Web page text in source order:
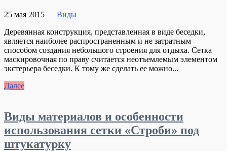
25 мая 2015
Виды
Деревянная конструкция, представленная в виде беседки,
является наиболее распространенным и не затратным
способом создания небольшого строения для отдыха. Сетка
маскировочная по праву считается неотъемлемым элементом
экстерьера беседки. К тому же сделать ее можно...
Далее
Виды материалов и особенности
использования сетки «Строби» под
штукатурку